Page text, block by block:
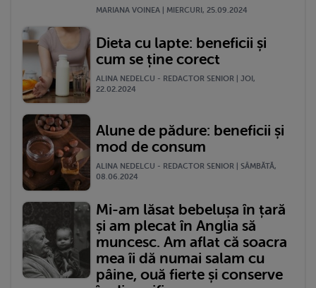
MARIANA VOINEA | MIERCURI, 25.09.2024
Dieta cu lapte: beneficii și
cum se ține corect
ALINA NEDELCU - REDACTOR SENIOR | JOI,
22.02.2024
Alune de pădure: beneficii și
mod de consum
ALINA NEDELCU - REDACTOR SENIOR | SÂMBĂTĂ,
08.06.2024
Mi-am lăsat bebelușa în țară
și am plecat în Anglia să
muncesc. Am aflat că soacra
mea îi dă numai salam cu
pâine, ouă fierte și conserve